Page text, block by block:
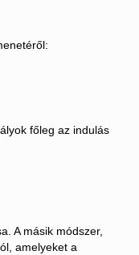
főleg az indulás
A másik módszer,
amelyeket a